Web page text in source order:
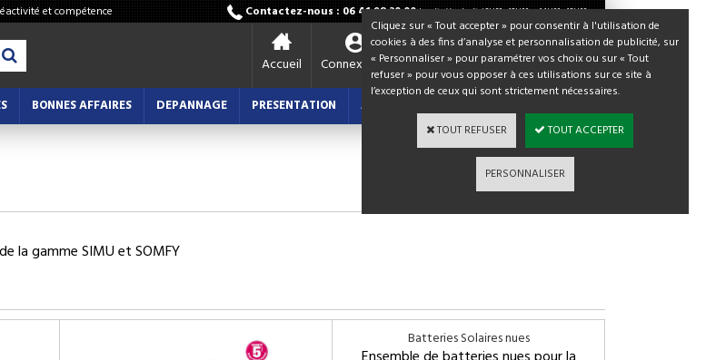
et compétence Contactez-nous : 06 41 98 30 00Lundi - Vendredi / 8H30 - 12H00 et 14H00 - 18H00
Accueil Connexion
Votre panier
0,00 €
BONNES AFFAIRES DEPANNAGE PRESENTATION ACTUALITES : BLOG
la gamme SIMU et SOMFY
Batteries Solaires nues
Cliquez sur « Tout accepter » pour consentir à l'utilisation de
cookies à des fins d’analyse et personnalisation de publicité, sur
« Personnaliser » pour paramétrer vos choix ou sur « Tout
refuser » pour vous opposer à ces utilisations sur ce site à
l’exception de ceux qui sont strictement nécessaires.
TOUT REFUSER TOUT ACCEPTER
PERSONNALISER